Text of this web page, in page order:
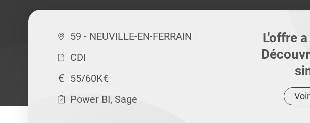
59 - NEUVILLE-EN-FERRAIN
CDI
55/60K€
Power BI, Sage
L'offre